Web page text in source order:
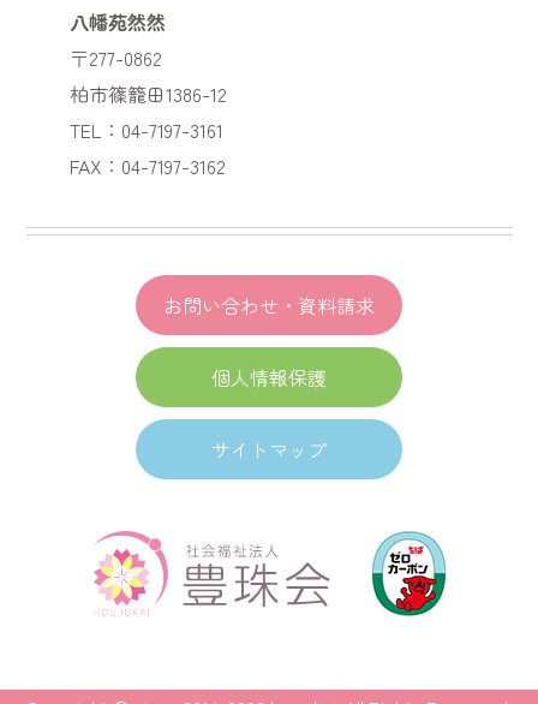
八幡苑然然
〒277-0862
柏市篠籠田1386-12
TEL：04-7197-3161
FAX：04-7197-3162
お問い合わせ・資料請求
個人情報保護
サイトマップ